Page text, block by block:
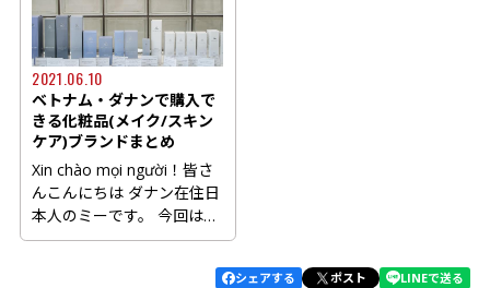
2021.06.10
ベトナム・ダナンで購入で
きる化粧品(メイク/スキン
ケア)ブランドまとめ
Xin chào mọi người！皆さ
んこんにちは ダナン在住日
本人のミーです。 今回は、
ベトナムやダナンに移住...
シェアする ポスト LINEで送る